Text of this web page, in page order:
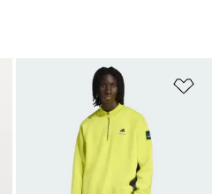
Añadir a la lista de deseos